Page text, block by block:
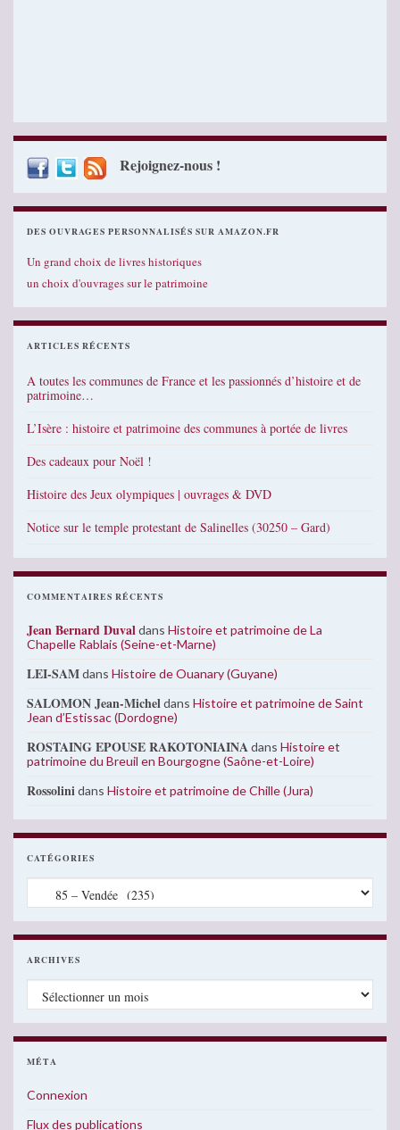
Rejoignez-nous !
DES OUVRAGES PERSONNALISÉS SUR AMAZON.FR
Un grand choix de livres historiques
un choix d'ouvrages sur le patrimoine
ARTICLES RÉCENTS
A toutes les communes de France et les passionnés d’histoire et de
patrimoine…
L’Isère : histoire et patrimoine des communes à portée de livres
Des cadeaux pour Noël !
Histoire des Jeux olympiques | ouvrages & DVD
Notice sur le temple protestant de Salinelles (30250 – Gard)
COMMENTAIRES RÉCENTS
Jean Bernard Duvaldans Histoire et patrimoine de La
Chapelle Rablais (Seine-et-Marne)
LEI-SAMdans Histoire de Ouanary (Guyane)
SALOMON Jean-Micheldans Histoire et patrimoine de Saint
Jean d’Estissac (Dordogne)
ROSTAING EPOUSE RAKOTONIAINAdans Histoire et
patrimoine du Breuil en Bourgogne (Saône-et-Loire)
Rossolinidans Histoire et patrimoine de Chille (Jura)
CATÉGORIES
Catégories
ARCHIVES
Archives
MÉTA
Connexion
Flux des publications